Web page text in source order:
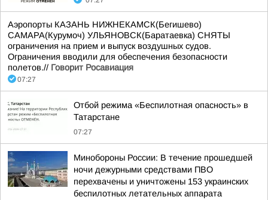
Аэропорты КАЗАНЬ НИЖНЕКАМСК(Бегишево)
САМАРА(Курумоч) УЛЬЯНОВСК(Баратаевка) СНЯТЫ
ограничения на прием и выпуск воздушных судов.
Ограничения вводили для обеспечения безопасности
полетов.// Говорит Росавиация
07:27
Отбой режима «Беспилотная опасность» в
Татарстане
07:27
Минобороны России: В течение прошедшей
ночи дежурными средствами ПВО
перехвачены и уничтожены 153 украинских
беспилотных летательных аппарата